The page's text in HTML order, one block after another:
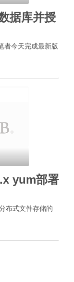
据库并授
者今天完成最新版
yum部署
布式文件存储的